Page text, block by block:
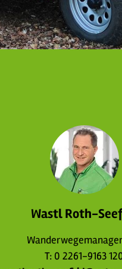
Wastl Roth-
T: 0 2261-9163